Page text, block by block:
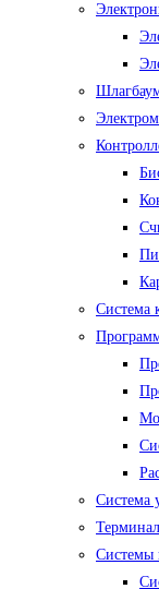
Система
Система
Cистемы